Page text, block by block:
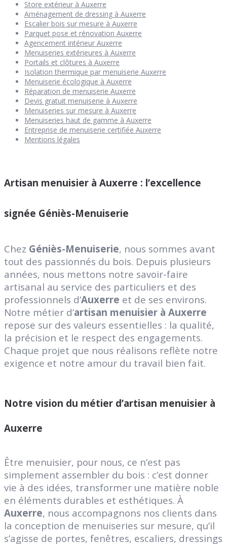
Store extérieur à Auxerre
Aménagement de dressing à Auxerre
Escalier bois sur mesure à Auxerre
Parquet pose et rénovation Auxerre
Agencement intérieur Auxerre
Menuiseries extérieures à Auxerre
Portails et clôtures à Auxerre
Isolation thermique par menuiserie Auxerre
Menuiserie écologique à Auxerre
Réparation de menuiserie Auxerre
Devis gratuit menuiserie à Auxerre
Menuiseries sur mesure à Auxerre
Menuiseries haut de gamme à Auxerre
Entreprise de menuiserie certifiée Auxerre
Mentions légales
Artisan menuisier à Auxerre : l’excellence
signée Géniès-Menuiserie
Chez Géniès-Menuiserie, nous sommes avant
tout des passionnés du bois. Depuis plusieurs
années, nous mettons notre savoir-faire
artisanal au service des particuliers et des
professionnels d’Auxerre et de ses environs.
Notre métier d’artisan menuisier à Auxerre
repose sur des valeurs essentielles : la qualité,
la précision et le respect des engagements.
Chaque projet que nous réalisons reflète notre
exigence et notre amour du travail bien fait.
Notre vision du métier d’artisan menuisier à
Auxerre
Être menuisier, pour nous, ce n’est pas
simplement assembler du bois : c’est donner
vie à des idées, transformer une matière noble
en éléments durables et esthétiques. À
Auxerre, nous accompagnons nos clients dans
la conception de menuiseries sur mesure, qu’il
s’agisse de portes, fenêtres, escaliers, dressings